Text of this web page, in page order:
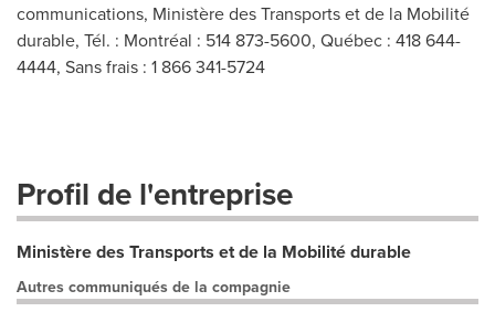
communications, Ministère des Transports et de la Mobilité
durable, Tél. : Montréal : 514 873-5600, Québec : 418 644-
4444, Sans frais : 1 866 341-5724
Profil de l'entreprise
Ministère des Transports et de la Mobilité durable
Autres communiqués de la compagnie